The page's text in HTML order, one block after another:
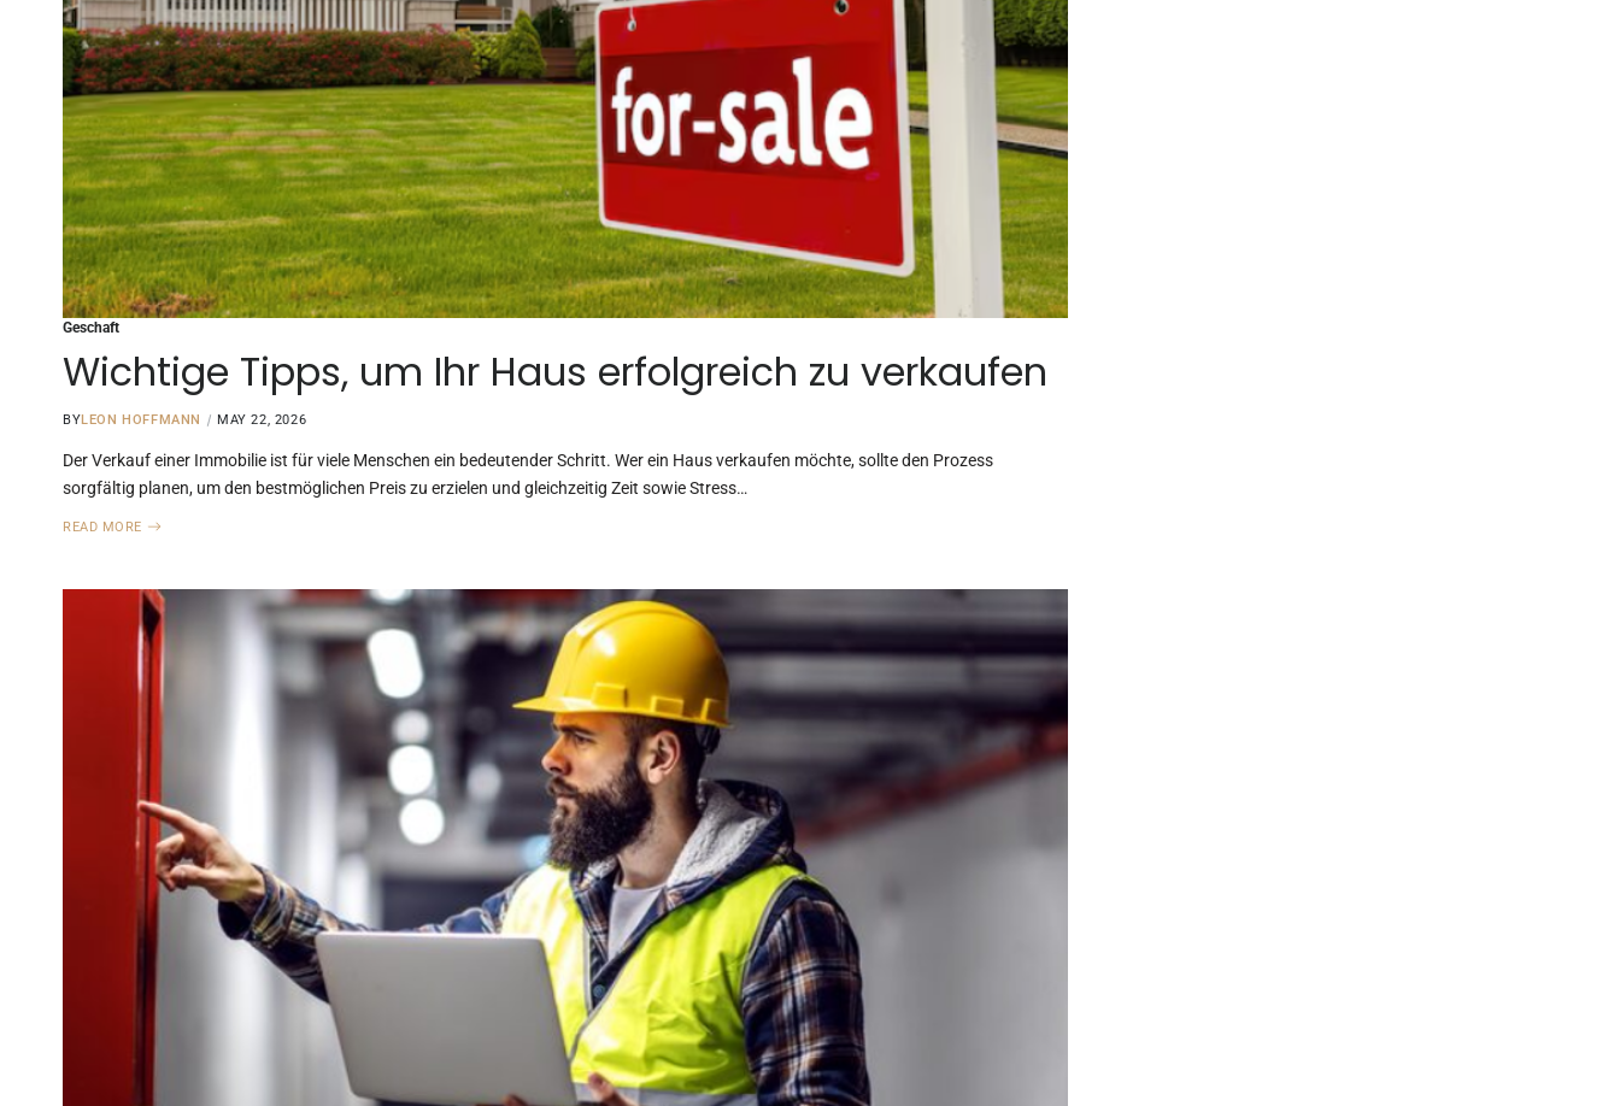
Geschaft
Wichtige Tipps, um Ihr Haus erfolgreich zu verkaufen
BYLEON HOFFMANN MAY 22, 2026
Der Verkauf einer Immobilie ist für viele Menschen ein bedeutender Schritt. Wer ein Haus verkaufen möchte, sollte den Prozess
sorgfältig planen, um den bestmöglichen Preis zu erzielen und gleichzeitig Zeit sowie Stress…
READ MORE